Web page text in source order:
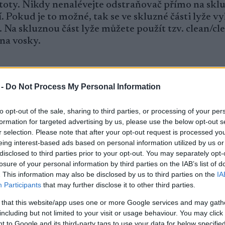
Do Not Process My Personal Information
opt-out of the sale, sharing to third parties, or processing of your
for targeted advertising by us, please use the below opt-out
selection. Please note that after your opt-out request is processed
interest-based ads based on personal information utilized by us
to third parties prior to your opt-out. You may separately
of your personal information by third parties on the IAB’s list of
This information may also be disclosed by us to third parties on the
Participants that may further disclose it to other third parties.
that this website/app uses one or more Google services and may
but not limited to your visit or usage behaviour. You may
Nikdy nenalévejte odstraňovač přímo na
je to možné, tak se ve skluzné části lyže
skluznou část lyže můžete použít tzv. clean/
vosky.
parafín, který na skluznici lyží vydrží přes léto
491 Base Paraffin nebo Swix BP88 Baseprep.
např. REX 426 Glider Red REX, SWIX CH10
doporučují používat pro tyto účely o
jen tak lehce nerozpustí. Použití fluorového
parafínu.
(abyste nepřetopili skluznici) nakapejte na
na skluznici rozpusťte a zažehlete. Pomalým
k patce tolikrát, jak bude potřeba (asi 5
silnou vrstvou vosku. Vosk takto lépe „naleze“